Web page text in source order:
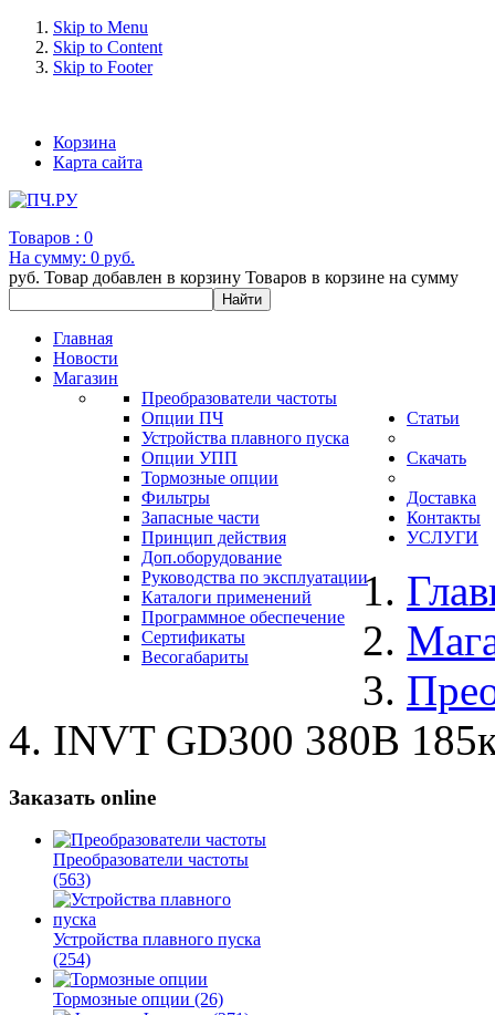
Skip to Menu
Skip to Content
Skip to Footer
Корзина
Карта сайта
Товаров : 0
На сумму: 0 руб.
руб. Товар добавлен в корзину Товаров в корзине на сумму
Главная
Новости
Магазин
Преобразователи частоты
Опции ПЧ
Устройства плавного пуска
Опции УПП
Тормозные опции
Фильтры
Запасные части
Статьи
Принцип действия
Доп.оборудование
Скачать
Руководства по эксплуатации
Каталоги применений
Программное обеспечение
Сертификаты
Весогабариты
Доставка
Контакты
УСЛУГИ
INVT GD300 380В
Заказать online
Преобразователи частоты
(563)
Устройства плавного пуска
(254)
Тормозные опции (26)